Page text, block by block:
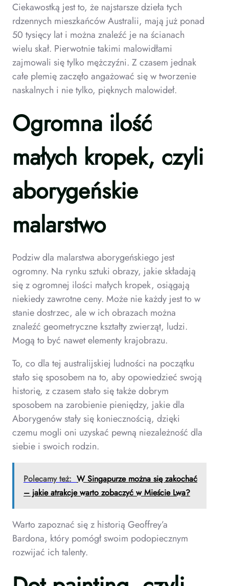
Ciekawostką jest to, że najstarsze dzieła tych
rdzennych mieszkańców Australii, mają już ponad
50 tysięcy lat i można znaleźć je na ścianach
wielu skał. Pierwotnie takimi malowidłami
zajmowali się tylko mężczyźni. Z czasem jednak
całe plemię zaczęło angażować się w tworzenie
naskalnych i nie tylko, pięknych malowideł.
Ogromna ilość
małych kropek, czyli
aborygeńskie
malarstwo
Podziw dla malarstwa aborygeńskiego jest
ogromny. Na rynku sztuki obrazy, jakie składają
się z ogromnej ilości małych kropek, osiągają
niekiedy zawrotne ceny. Może nie każdy jest to w
stanie dostrzec, ale w ich obrazach można
znaleźć geometryczne kształty zwierząt, ludzi.
Mogą to być nawet elementy krajobrazu.
To, co dla tej australijskiej ludności na początku
stało się sposobem na to, aby opowiedzieć swoją
historię, z czasem stało się także dobrym
sposobem na zarobienie pieniędzy, jakie dla
Aborygenów stały się koniecznością, dzięki
czemu mogli oni uzyskać pewną niezależność dla
siebie i swoich rodzin.
Polecamy też: W Singapurze można się zakochać
– jakie atrakcje warto zobaczyć w Mieście Lwa?
Warto zapoznać się z historią Geoffrey’a
Bardona, który pomógł swoim podopiecznym
rozwijać ich talenty.